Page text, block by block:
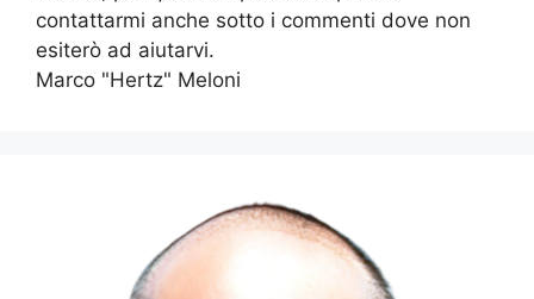
contattarmi anche sotto i commenti dove non
esiterò ad aiutarvi.
Marco "Hertz" Meloni